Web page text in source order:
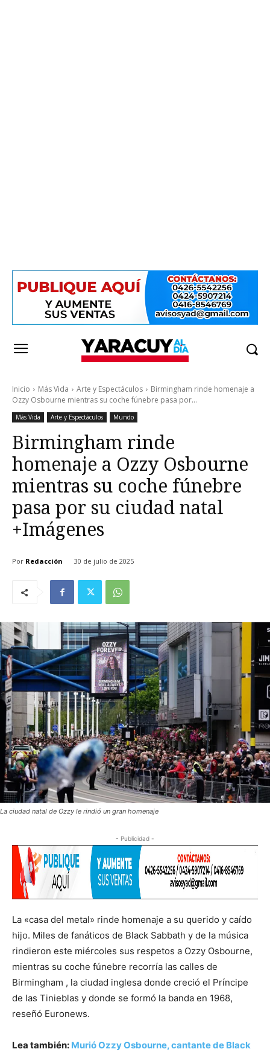
Inicio Más Vida Arte y Espectáculos
Birmingham rinde homenaje a
Ozzy Osbourne mientras su coche fúnebre pasa por...
Más Vida Arte y Espectáculos Mundo
Birmingham rinde
homenaje a Ozzy Osbourne
mientras su coche fúnebre
pasa por su ciudad natal
+Imágenes
Por Redacción 30 de julio de 2025
La ciudad natal de Ozzy le rindió un gran homenaje
- Publicidad -
La «casa del metal» rinde homenaje a su querido y caído
hijo. Miles de fanáticos de Black Sabbath y de la música
rindieron este miércoles sus respetos a Ozzy Osbourne,
mientras su coche fúnebre recorría las calles de
Birmingham , la ciudad inglesa donde creció el Príncipe
de las Tinieblas y donde se formó la banda en 1968,
reseñó Euronews.
Lea también: Murió Ozzy Osbourne, cantante de Black